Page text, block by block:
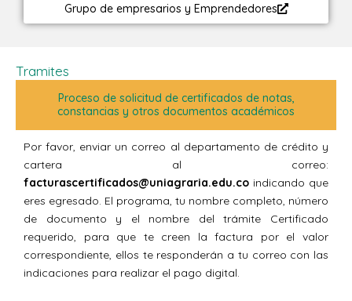
Grupo de empresarios y Emprendedores
Tramites
Proceso de solicitud de certificados de notas,
constancias y otros documentos académicos
Por favor, enviar un correo al departamento de crédito y
cartera al correo:
facturascertificados@uniagraria.edu.co indicando que
eres egresado. El programa, tu nombre completo, número
de documento y el nombre del trámite Certificado
requerido, para que te creen la factura por el valor
correspondiente, ellos te responderán a tu correo con las
indicaciones para realizar el pago digital.